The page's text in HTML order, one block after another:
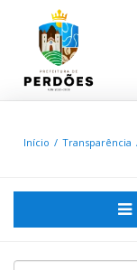
Início Transparência